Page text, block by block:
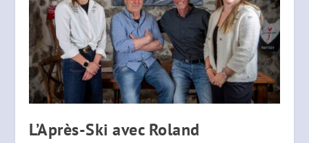
L’Après-Ski avec Roland